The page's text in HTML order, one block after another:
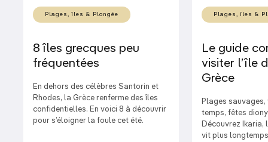
Plages, îles & Plongée
8 îles grecques peu
fréquentées
En dehors des célèbres Santorin et
Rhodes, la Grèce renferme des îles
confidentielles. En voici 8 à découvrir
pour s’éloigner la foule cet été.
Plages, îles &
Le guide
visiter l’île
Grèce
Plages
temps, fêtes
Découvrez Ikaria,
vit plus